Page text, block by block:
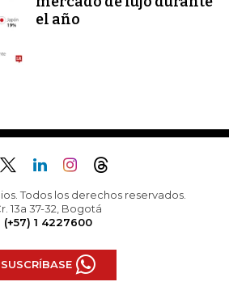
el año
Todos los derechos reservados.
13a 37-32, Bogotá
(+57) 1 4227600
SUSCRÍBASE